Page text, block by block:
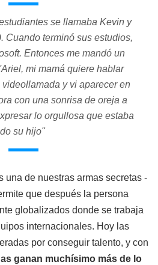
se llamaba Kevin y
Cuando terminó sus estudios,
Entonces me mandó un
mi mamá quiere hablar
y vi aparecer en
con una sonrisa de oreja a
lo orgullosa que estaba
su hijo"
una de nuestras armas secretas -
que después la persona
globalizados donde se trabaja
internacionales. Hoy las
por conseguir talento, y con
ganan muchísimo más de lo